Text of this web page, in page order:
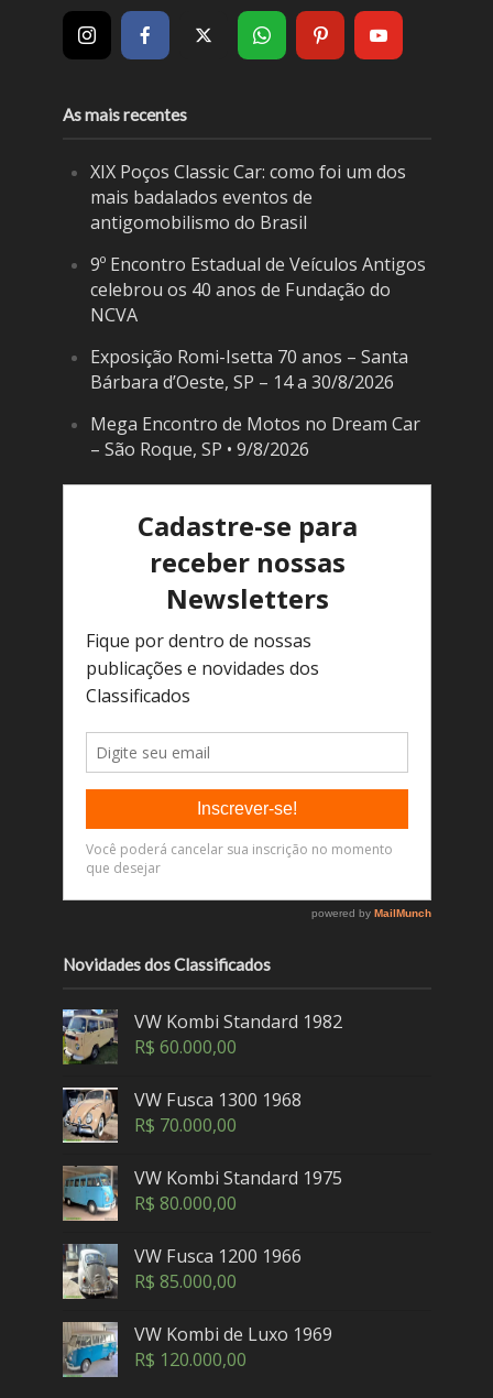
As mais recentes
XIX Poços Classic Car: como foi um dos
mais badalados eventos de
antigomobilismo do Brasil
9º Encontro Estadual de Veículos Antigos
celebrou os 40 anos de Fundação do
NCVA
Exposição Romi-Isetta 70 anos – Santa
Bárbara d’Oeste, SP – 14 a 30/8/2026
Mega Encontro de Motos no Dream Car
– São Roque, SP • 9/8/2026
Novidades dos Classificados
VW Kombi Standard 1982
R$ 60.000,00
VW Fusca 1300 1968
R$ 70.000,00
VW Kombi Standard 1975
R$ 80.000,00
VW Fusca 1200 1966
R$ 85.000,00
VW Kombi de Luxo 1969
R$ 120.000,00